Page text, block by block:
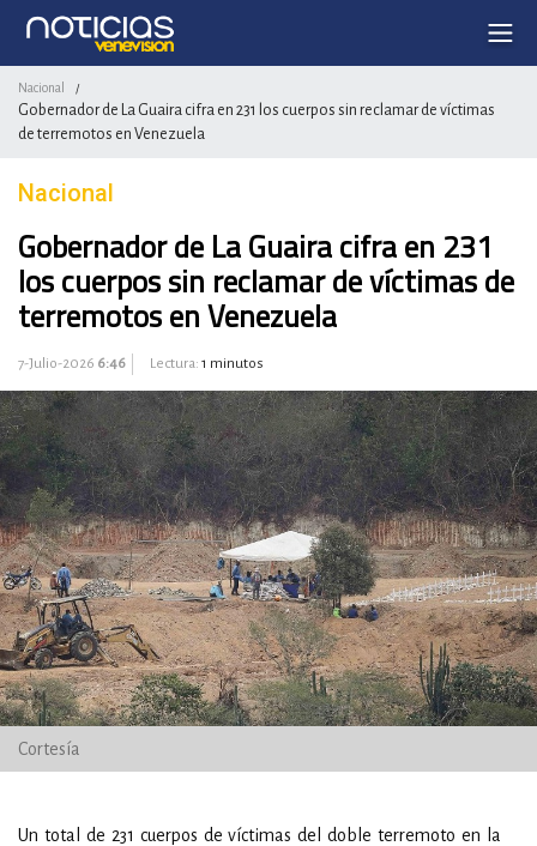
Nacional /
Gobernador de La Guaira cifra en 231 los cuerpos sin reclamar de víctimas
de terremotos en Venezuela
Nacional
Gobernador de La Guaira cifra en 231
los cuerpos sin reclamar de víctimas de
terremotos en Venezuela
7-Julio-2026 6:46 Lectura: 1 minutos
Cortesía
Un total de 231 cuerpos de víctimas del doble terremoto en la